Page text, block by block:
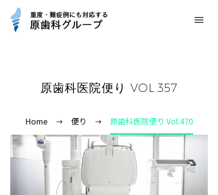
原歯科医院便り VOL.357
Home 便り 原歯科医院便り Vol.470